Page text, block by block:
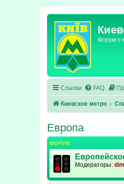
Форум о
Ссылки FAQ
Киевское метро
Европа
ФОРУМ
Модераторы: